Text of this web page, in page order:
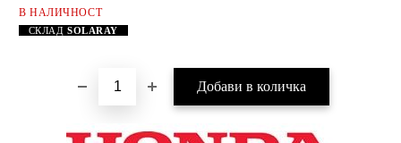
В НАЛИЧНОСТ
СКЛАДSOLARAY